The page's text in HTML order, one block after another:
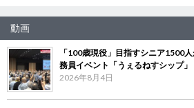
動画
「100歳現役」目指すシニア1500
務員イベント「うぇるねすシップ」
2026年8月4日